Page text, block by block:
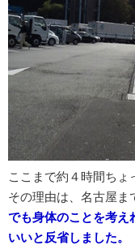
ここまで約４時間ちょ
その理由は、名古屋ま
でも身体のことを考え
いいと反省しました。